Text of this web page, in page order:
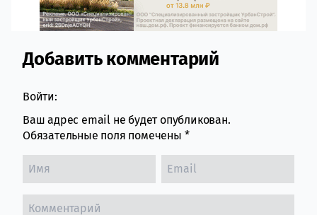
Comment section
Добавить комментарий
Войти:
Ваш адрес email не будет опубликован.
Обязательные поля помечены *